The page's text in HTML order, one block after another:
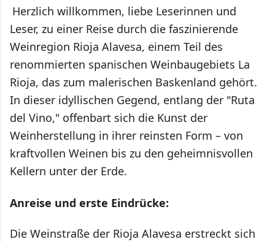
Besucher, sondern wie etwas, das zum Alltag
gehört. Wer durchs Baskenland reist, merkt schnell,
dass Musik hier nicht nur Unterhaltung ist. Sie
erzählt von Sprache, politischer Geschichte,
Dorfgemeinschaften und davon, wie eine Regi...
Herzlich willkommen, liebe Leserinnen und
Leser, zu einer Reise durch die faszinierende
Weinregion Rioja Alavesa, einem Teil des
renommierten spanischen Weinbaugebiets La
Rioja, das zum malerischen Baskenland gehört.
In dieser idyllischen Gegend, entlang der "Ruta
del Vino," offenbart sich die Kunst der
Weinherstellung in ihrer reinsten Form – von
kraftvollen Weinen bis zu den geheimnisvollen
Kellern unter der Erde.
Anreise und erste Eindrücke:
Die Weinstraße der Rioja Alavesa erstreckt sich